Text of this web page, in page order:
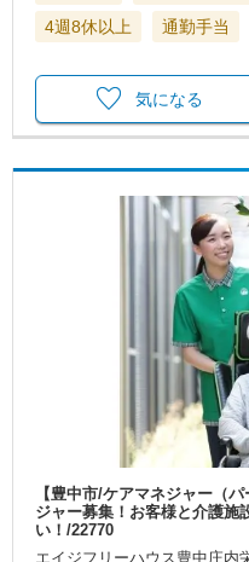
4週8休以上
通勤手当
気になる
【豊中市/ケアマネジャー（
ジャー募集！お客様と介護施
い！/22770
エイジフリーハウス豊中庄内